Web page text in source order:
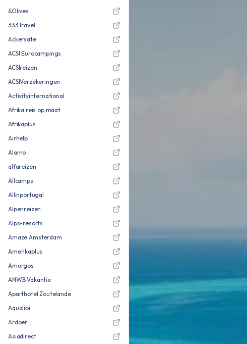
&Olives
333Travel
Ackersate
ACSI Eurocampings
ACSIreizen
ACSIVerzekeringen
Activityinternational
Afrika reis op maat
Afrikaplus
Airhelp
Alamo
alfareizen
Allcamps
Allinportugal
Alpenreizen
Alps-resorts
Amaze Amsterdam
Amerikaplus
Amorgos
ANWB Vakantie
Aparthotel Zoutelande
Aqualibi
Ardoer
Asiadirect